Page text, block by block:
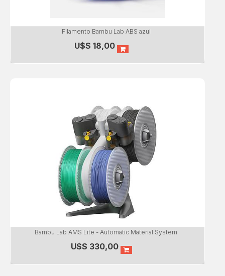
Filamento Bambu Lab ABS azul
U$S18,00
Bambu Lab AMS Lite - Automatic Material System
U$S 330,00